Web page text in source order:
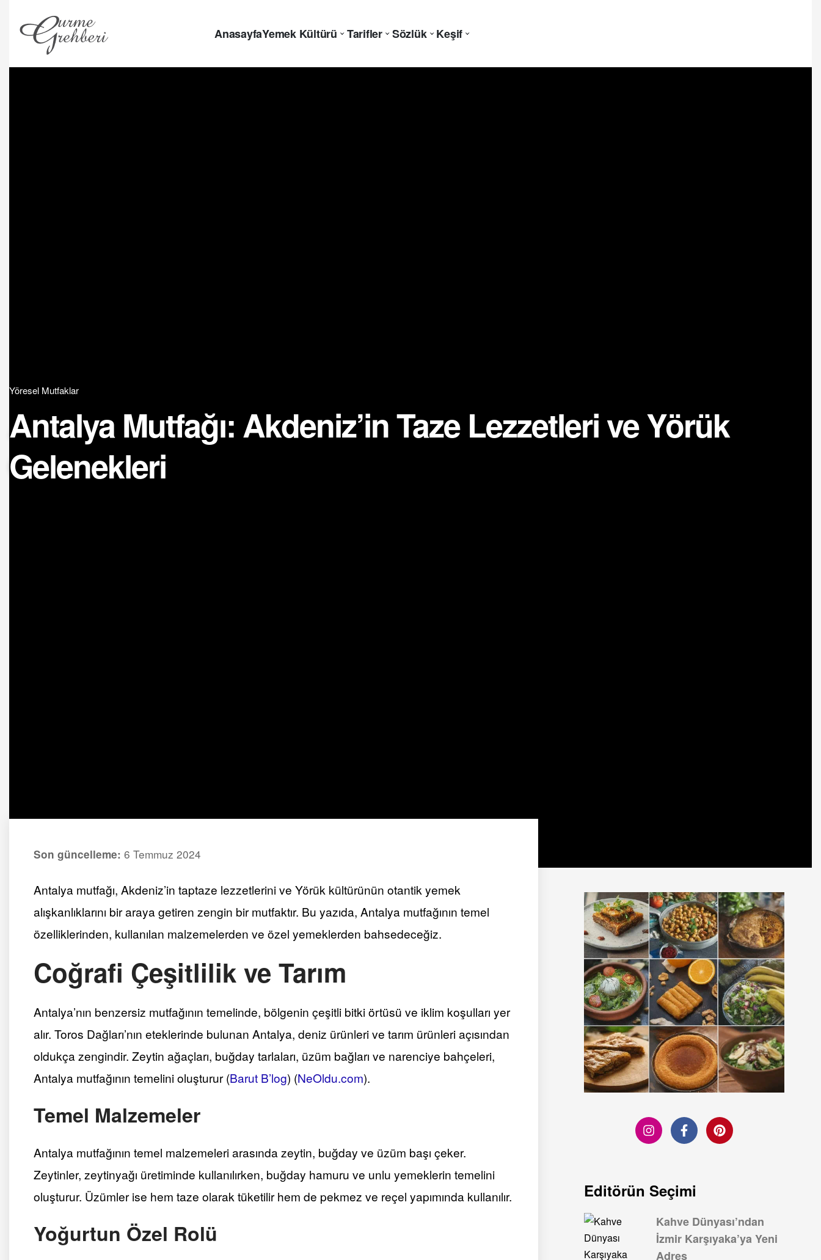
AnasayfaYemek Kültürü Tarifler Sözlük Keşif
Yöresel Mutfaklar
Antalya Mutfağı: Akdeniz’in Taze Lezzetleri ve Yörük
Gelenekleri
Son güncelleme: 6 Temmuz 2024
Antalya mutfağı, Akdeniz’in taptaze lezzetlerini ve Yörük kültürünün otantik yemek
alışkanlıklarını bir araya getiren zengin bir mutfaktır. Bu yazıda, Antalya mutfağının temel
özelliklerinden, kullanılan malzemelerden ve özel yemeklerden bahsedeceğiz.
Coğrafi Çeşitlilik ve Tarım
Antalya’nın benzersiz mutfağının temelinde, bölgenin çeşitli bitki örtüsü ve iklim koşulları yer
alır. Toros Dağları’nın eteklerinde bulunan Antalya, deniz ürünleri ve tarım ürünleri açısından
oldukça zengindir. Zeytin ağaçları, buğday tarlaları, üzüm bağları ve narenciye bahçeleri,
Antalya mutfağının temelini oluşturur​(Barut B’log) (NeOldu.com)​.
Temel Malzemeler
Antalya mutfağının temel malzemeleri arasında zeytin, buğday ve üzüm başı çeker.
Zeytinler, zeytinyağı üretiminde kullanılırken, buğday hamuru ve unlu yemeklerin temelini
oluşturur. Üzümler ise hem taze olarak tüketilir hem de pekmez ve reçel yapımında kullanılır.
Yoğurtun Özel Rolü
Editörün Seçimi
Kahve Dünyası’ndan
İzmir Karşıyaka’ya Yeni
Adres